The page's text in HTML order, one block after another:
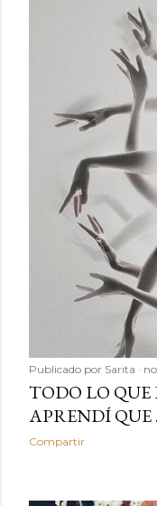
Publicado por Sarita
TODO LO
APRENDÍ QUE
Compartir